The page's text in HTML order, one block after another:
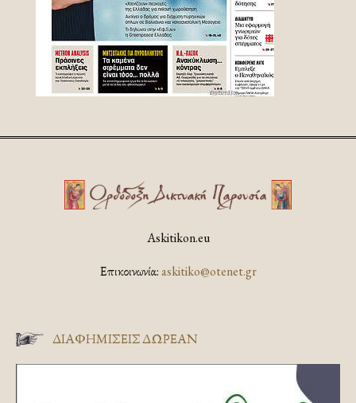
Askitikon.eu
Επικοινωνία:askitiko@otenet.gr
ΔΙΑΦΗΜΊΣΕΙΣ ΔΩΡΕΆΝ